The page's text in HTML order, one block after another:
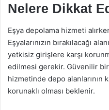
Nelere Dikkat
Eşya depolama hizmeti
Eşyalarınızın bırakılacağı
yetkisiz girişlere karşı
edilmesi gerekir. Güvenilir
hizmetinde depo alanlarının
korunaklı olması beklenir.